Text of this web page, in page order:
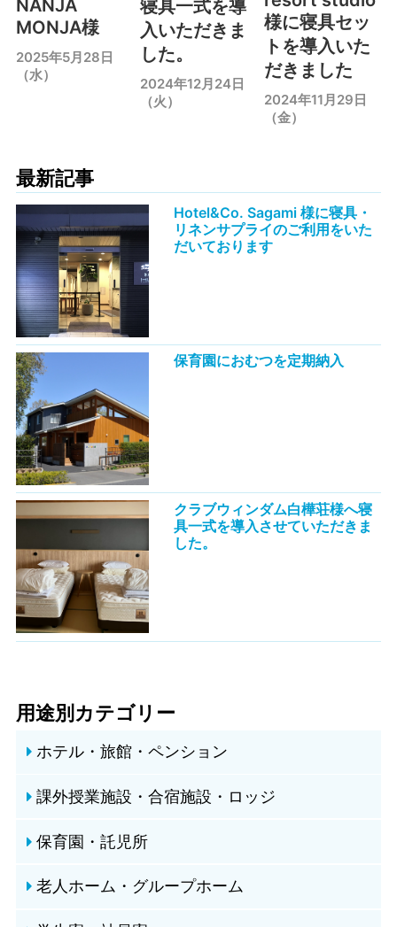
NANJA
MONJA様
2025年5月28日
（水）
寝具一式を導
入いただきま
した。
2024年12月24日
（火）
様に寝具セッ
トを導入いた
だきました
2024年11月29日
（金）
最新記事
Hotel&Co. Sagami 様に寝具・
リネンサプライのご利用をいた
だいております
保育園におむつを定期納入
クラブウィンダム白樺荘様へ寝
具一式を導入させていただきま
した。
用途別カテゴリー
ホテル・旅館・ペンション
課外授業施設・合宿施設・ロッジ
保育園・託児所
老人ホーム・グループホーム